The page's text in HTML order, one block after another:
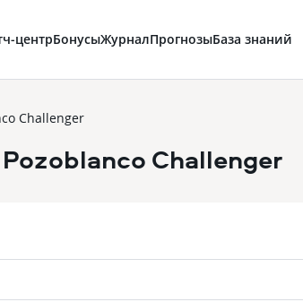
центрБонусыЖурналПрогнозыБаза знаний
Challenger
Challenger